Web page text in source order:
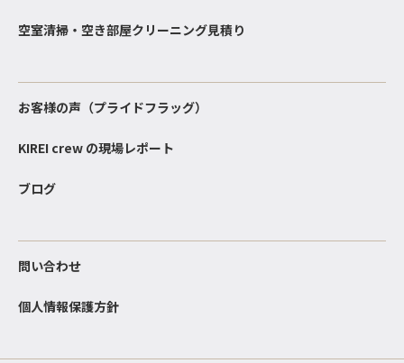
空室清掃・空き部屋クリーニング見積り
お客様の声（プライドフラッグ）
KIREI crew の現場レポート
ブログ
問い合わせ
個人情報保護方針